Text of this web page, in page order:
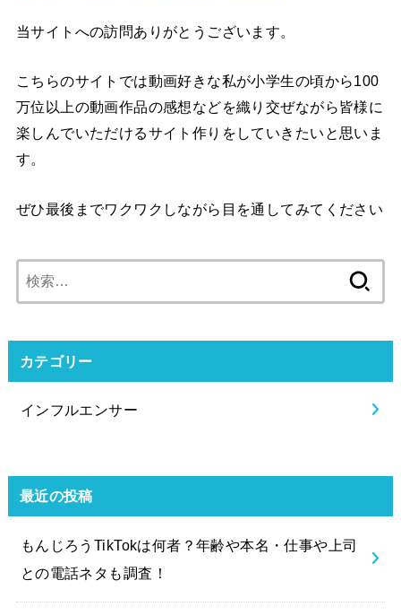
当サイトへの訪問ありがとうございます。
こちらのサイトでは動画好きな私が小学生の頃から100
万位以上の動画作品の感想などを織り交ぜながら皆様に
楽しんでいただけるサイト作りをしていきたいと思いま
す。
ぜひ最後までワクワクしながら目を通してみてください
索:
カテゴリー
インフルエンサー
最近の投稿
もんじろうTikTokは何者？年齢や本名・仕事や上司
との電話ネタも調査！